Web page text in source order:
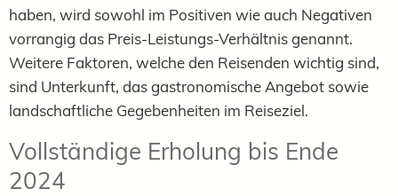
haben, wird sowohl im Positiven wie auch Negativen
vorrangig das Preis-Leistungs-Verhältnis genannt.
Weitere Faktoren, welche den Reisenden wichtig sind,
sind Unterkunft, das gastronomische Angebot sowie
landschaftliche Gegebenheiten im Reiseziel.
Vollständige Erholung bis Ende
2024